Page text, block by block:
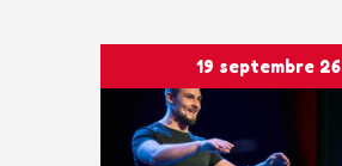
19 septembre 26